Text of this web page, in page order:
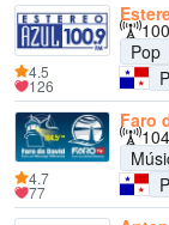
Pop
4.5
126
Faro
4.7
77